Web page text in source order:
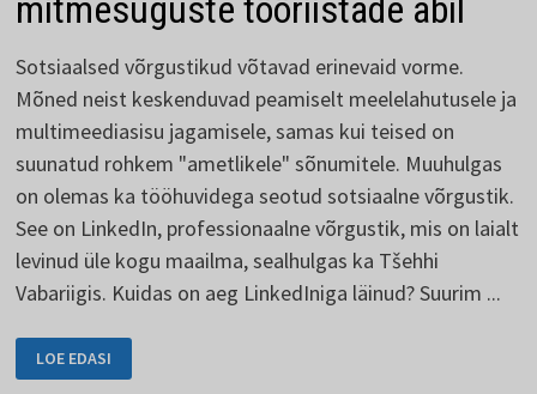
mitmesuguste tööriistade abil
Sotsiaalsed võrgustikud võtavad erinevaid vorme.
Mõned neist keskenduvad peamiselt meelelahutusele ja
multimeediasisu jagamisele, samas kui teised on
suunatud rohkem "ametlikele" sõnumitele. Muuhulgas
on olemas ka tööhuvidega seotud sotsiaalne võrgustik.
See on LinkedIn, professionaalne võrgustik, mis on laialt
levinud üle kogu maailma, sealhulgas ka Tšehhi
Vabariigis. Kuidas on aeg LinkedIniga läinud? Suurim ...
LINKEDIN
-
LIHTSUSTAGE
LOE EDASI